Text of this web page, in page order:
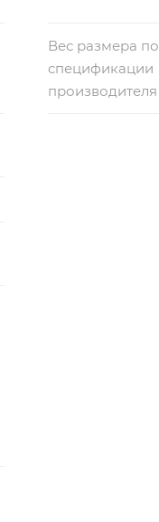
Вес размера по
спецификации
производителя